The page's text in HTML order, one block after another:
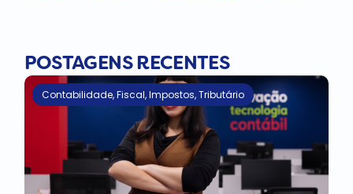
POSTAGENS RECENTES
Contabilidade,Fiscal,Impostos,Tributário